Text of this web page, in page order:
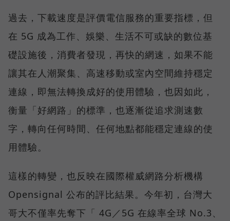
過去，下載速度是評價電信服務的重要指標，但
在 5G 成為工作、娛樂、生活不可或缺的數位基
礎設施後，消費者發現，再快的網速，如果不能
讓其在人潮聚集、高速移動或室內空間維持穩定
連線，即無法轉換成好的使用體驗，也因如此，
衡量「好網路」的標準，也逐漸從追求測速數
字，轉向任何時間、任何地點都能穩定連線的使
用體驗。
這樣的轉變，也反映在國際權威網路分析機構
Opensignal 公布的評比結果。今年初，台灣大
哥大不僅率先奪下「 4G／5G 在線率全球 No.3、